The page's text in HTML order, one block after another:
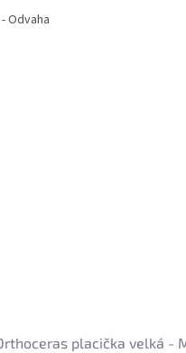
Odvaha
placička velká -